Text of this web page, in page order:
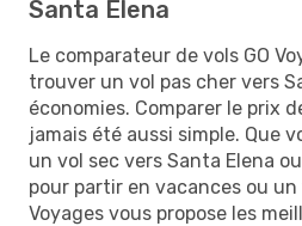
Santa Elena
Le comparateur de vols GO
trouver un vol pas cher vers
économies. Comparer le prix
jamais été aussi simple. Que
un vol sec vers Santa Elena
pour partir en vacances ou un
Voyages vous propose les